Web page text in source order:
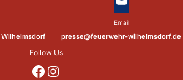
Wilhelmsdorf
Email
presse@feuerwehr-wilhelmsdorf.de
Follow Us
https://www.facebook.com/p/Feuerwehr-Wilhelmsdorf-Mfr-100041655560073/?locale=de_DE https://www.instagram.com/feuerwehr_wilhelmsdorf_mfr/